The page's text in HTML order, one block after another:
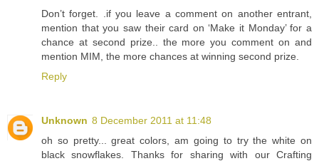
Don’t forget. .if you leave a comment on another entrant,
mention that you saw their card on ‘Make it Monday’ for a
chance at second prize.. the more you comment on and
mention MIM, the more chances at winning second prize.
Reply
Unknown 8 December 2011 at 11:48
oh so pretty... great colors, am going to try the white on
black snowflakes. Thanks for sharing with our Crafting